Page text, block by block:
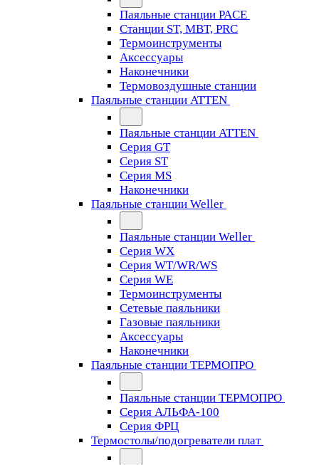
Паяльные станции PACE
Станции ST, MBT, PRC
Термоинструменты
Аксессуары
Наконечники
Термовоздушные станции
Паяльные станции ATTEN
Паяльные станции ATTEN
Серия GT
Серия ST
Серия MS
Наконечники
Паяльные станции Weller
Паяльные станции Weller
Серия WX
Серия WT/WR/WS
Серия WE
Термоинструменты
Сетевые паяльники
Газовые паяльники
Аксессуары
Наконечники
Паяльные станции ТЕРМОПРО
Паяльные станции ТЕРМОПРО
Серия АЛЬФА-100
Серия ФРЦ
Термостолы/подогреватели плат